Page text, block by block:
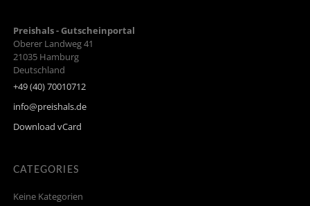
Preishals - Gutscheinportal
Oberer Landweg 41
21035 Hamburg
Deutschland
+49 (40) 70010712
info@preishals.de
Download vCard
CATEGORIES
Keine Kategorien